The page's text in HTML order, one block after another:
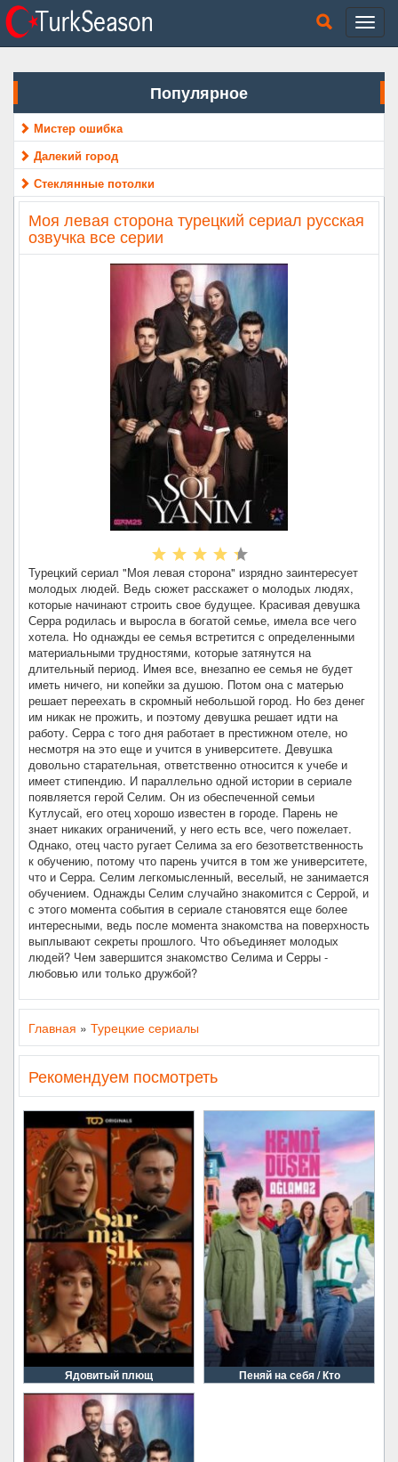
Популярное
Мистер ошибка
Далекий город
Стеклянные потолки
Моя левая сторона турецкий сериал русская
озвучка все серии
Турецкий сериал "Моя левая сторона" изрядно заинтересует
молодых людей. Ведь сюжет расскажет о молодых людях,
которые начинают строить свое будущее. Красивая девушка
Серра родилась и выросла в богатой семье, имела все чего
хотела. Но однажды ее семья встретится с определенными
материальными трудностями, которые затянутся на
длительный период. Имея все, внезапно ее семья не будет
иметь ничего, ни копейки за душою. Потом она с матерью
решает переехать в скромный небольшой город. Но без денег
им никак не прожить, и поэтому девушка решает идти на
работу. Серра с того дня работает в престижном отеле, но
несмотря на это еще и учится в университете. Девушка
довольно старательная, ответственно относится к учебе и
имеет стипендию. И параллельно одной истории в сериале
появляется герой Селим. Он из обеспеченной семьи
Кутлусай, его отец хорошо известен в городе. Парень не
знает никаких ограничений, у него есть все, чего пожелает.
Однако, отец часто ругает Селима за его безответственность
к обучению, потому что парень учится в том же университете,
что и Серра. Селим легкомысленный, веселый, не занимается
обучением. Однажды Селим случайно знакомится с Серрой, и
с этого момента события в сериале становятся еще более
интересными, ведь после момента знакомства на поверхность
выплывают секреты прошлого. Что объединяет молодых
людей? Чем завершится знакомство Селима и Серры -
любовью или только дружбой?
Главная » Турецкие сериалы
Рекомендуем посмотреть
Ядовитый плющ Пеняй на себя / Кто